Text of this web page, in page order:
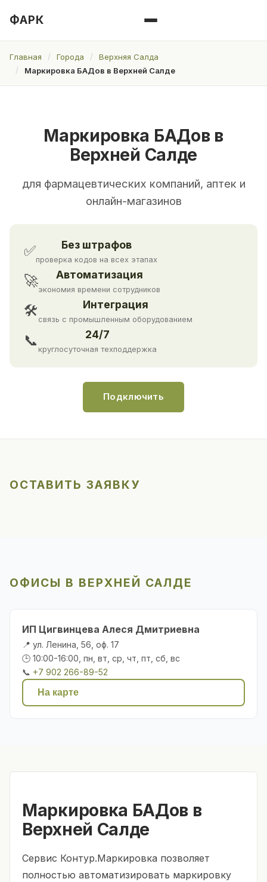
ФАРК
Главная Города
Верхняя Салда
Маркировка БАДов в Верхней Салде
Маркировка БАДов в
Верхней Салде
для фармацевтических компаний, аптек и
онлайн-магазинов
✅ Без штрафов
проверка кодов на всех этапах
🚀 Автоматизация
экономия времени сотрудников
🛠 Интеграция
связь с промышленным оборудованием
📞 24/7
круглосуточная техподдержка
Подключить
ОСТАВИТЬ ЗАЯВКУ
ОФИСЫ В ВЕРХНЕЙ САЛДЕ
ИП Цигвинцева Алеся Дмитриевна
📍 ул. Ленина, 56, оф. 17
🕒 10:00-16:00, пн, вт, ср, чт, пт, сб, вс
📞 +7 902 266-89-52
На карте
Маркировка БАДов в
Верхней Салде
Сервис Контур.Маркировка позволяет
полностью автоматизировать маркировку